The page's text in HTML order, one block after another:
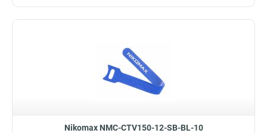
Nikomax NMC-CTV150-12-SB-BL-10